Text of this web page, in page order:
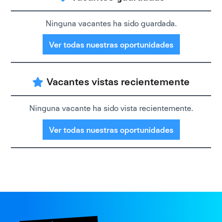
Ninguna vacantes ha sido guardada.
Ver todas nuestras oportunidades
Vacantes vistas recientemente
Ninguna vacante ha sido vista recientemente.
Ver todas nuestras oportunidades